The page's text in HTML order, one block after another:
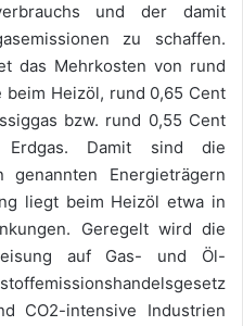
und der damit
zu schaffen.
das Mehrkosten von rund
Heizöl, rund 0,65 Cent
bzw. rund 0,55 Cent
Erdgas. Damit sind die
Energieträgern
liegt beim Heizöl etwa in
Geregelt wird die
auf Gas- und Öl-
CO2-intensive Industrien